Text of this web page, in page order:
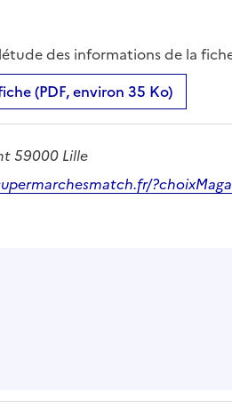
des informations de la
(PDF, environ 35 Ko)
59000 Lille